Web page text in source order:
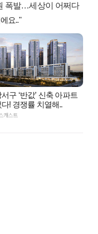
폭발…세상이 어쩌다
요.."
서구 ‘반값’ 신축 아파트
다! 경쟁률 치열해..
캐스트